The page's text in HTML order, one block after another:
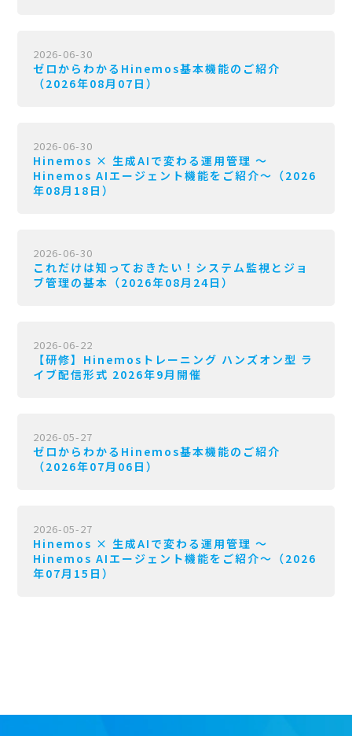
2026-06-30
ゼロからわかるHinemos基本機能のご紹介
（2026年08月07日）
2026-06-30
Hinemos × 生成AIで変わる運用管理 〜
Hinemos AIエージェント機能をご紹介〜（2026
年08月18日）
2026-06-30
これだけは知っておきたい！システム監視とジョ
ブ管理の基本（2026年08月24日）
2026-06-22
【研修】Hinemosトレーニング ハンズオン型 ラ
イブ配信形式 2026年9月開催
2026-05-27
ゼロからわかるHinemos基本機能のご紹介
（2026年07月06日）
2026-05-27
Hinemos × 生成AIで変わる運用管理 〜
Hinemos AIエージェント機能をご紹介〜（2026
年07月15日）